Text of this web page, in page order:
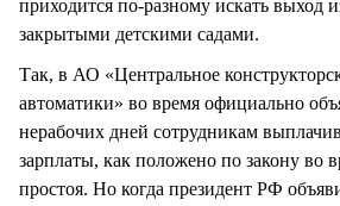
приходится по-разному искать выход
закрытыми детскими садами.
Так, в АО «Центральное
автоматики» во время официально
нерабочих дней сотрудникам
зарплаты, как положено по закону во
простоя. Но когда президент РФ